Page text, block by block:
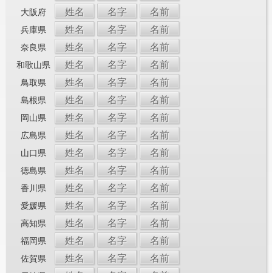
大阪府 姓名 名字 名前
兵庫県 姓名 名字 名前
奈良県 姓名 名字 名前
和歌山県 姓名 名字 名前
鳥取県 姓名 名字 名前
島根県 姓名 名字 名前
岡山県 姓名 名字 名前
広島県 姓名 名字 名前
山口県 姓名 名字 名前
徳島県 姓名 名字 名前
香川県 姓名 名字 名前
愛媛県 姓名 名字 名前
高知県 姓名 名字 名前
福岡県 姓名 名字 名前
佐賀県 姓名 名字 名前